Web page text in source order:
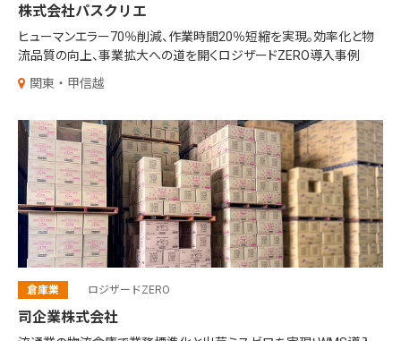
株式会社パスクリエ
ヒューマンエラー70％削減、作業時間20％短縮を実現。効率化と物
流品質の向上、事業拡大への道を開くロジザードZERO導入事例
関東・甲信越
倉庫業 ロジザードZERO
司企業株式会社